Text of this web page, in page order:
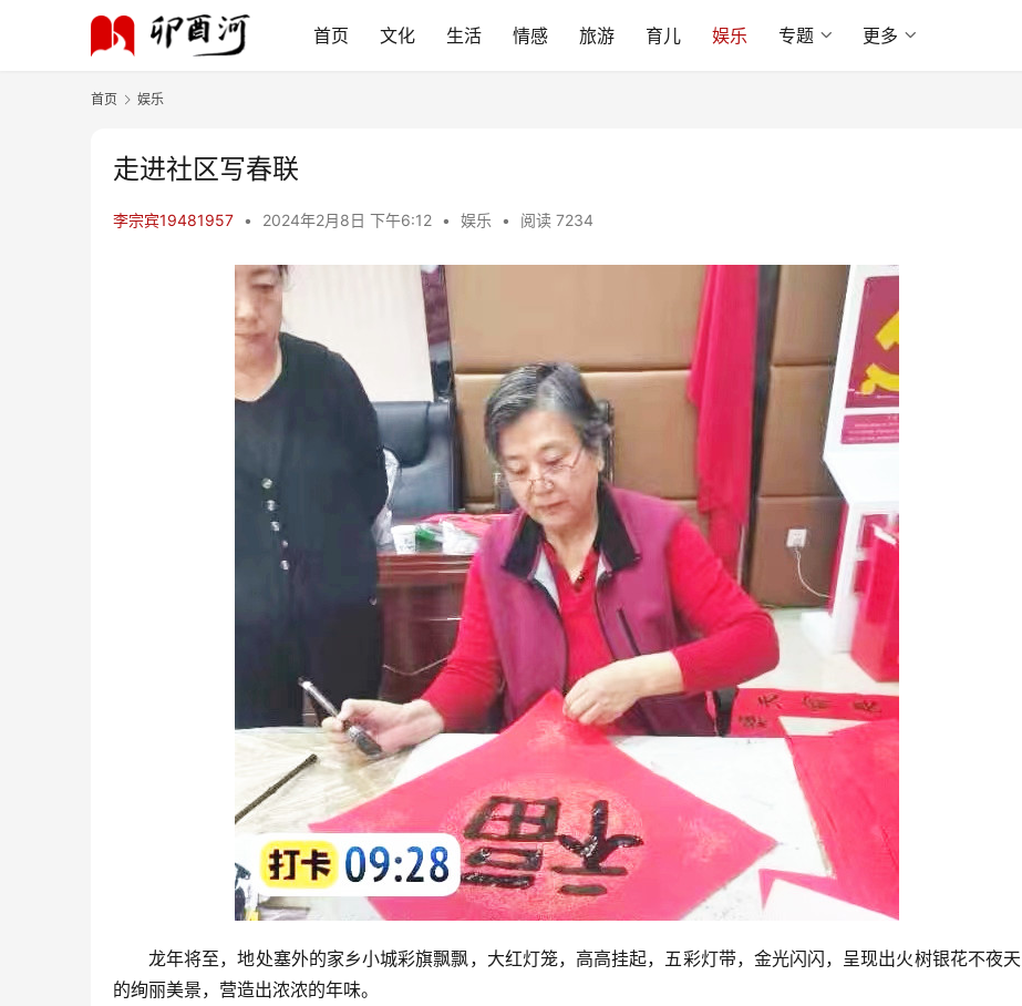
首页 文化 生活 情感 旅游 育儿 娱乐 专题 更多
首页 娱乐
走进社区写春联
李宗宾19481957 • 2024年2月8日 下午6:12 • 娱乐 • 阅读 7234
龙年将至，地处塞外的家乡小城彩旗飘飘，大红灯笼，高高挂起，五彩灯带，金光闪闪，呈现出火树银花不夜天
的绚丽美景，营造出浓浓的年味。